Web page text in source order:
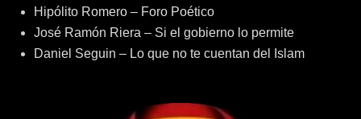
Hipólito Romero – Foro Poético
José Ramón Riera – Si el gobierno lo permite
Daniel Seguin – Lo que no te cuentan del Islam